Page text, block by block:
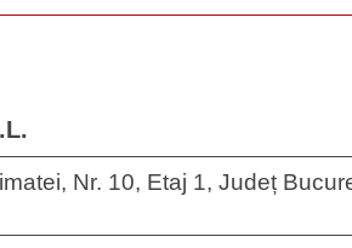
Nr. 10, Etaj 1, Județ